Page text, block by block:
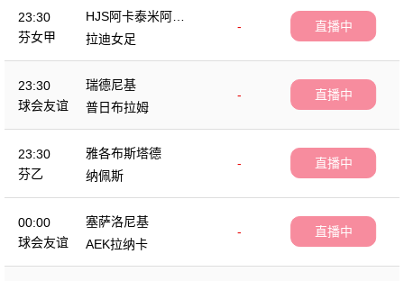
23:30
芬女甲
HJS阿卡泰米阿女
足
-
拉迪女足
直播中
23:30
球会友谊
瑞德尼基
-
普日布拉姆
直播中
23:30
芬乙
雅各布斯塔德
-
纳佩斯
直播中
00:00
球会友谊
塞萨洛尼基
-
AEK拉纳卡
直播中